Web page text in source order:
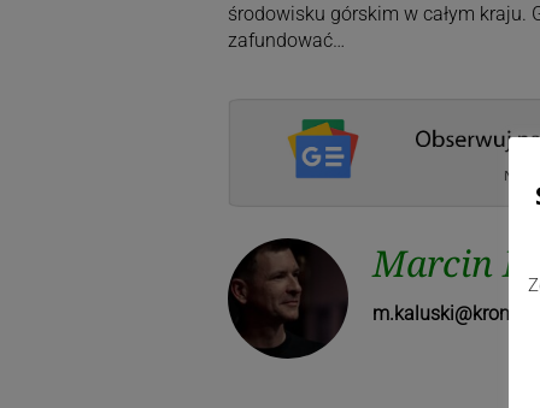
środowisku górskim w całym kraju.
zafundować…
Marcin